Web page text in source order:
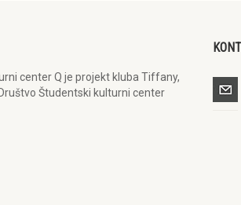
center Q je projekt kluba Tiffany,
Študentski kulturni center